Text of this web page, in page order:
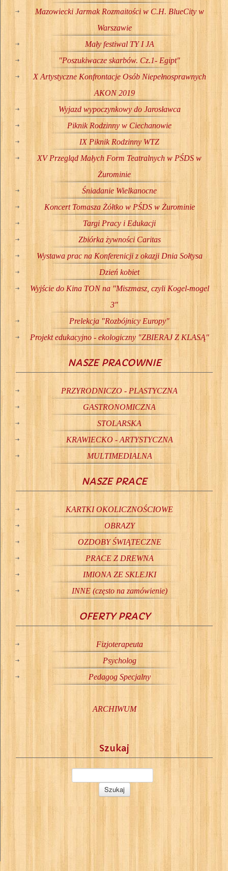
Mazowiecki Jarmak Rozmaitości w C.H. BlueCity w
Warszawie
Mały festiwal TY I JA
"Poszukiwacze skarbów. Cz.1- Egipt"
X Artystyczne Konfrontacje Osób Niepełnosprawnych
AKON 2019
Wyjazd wypoczynkowy do Jarosławca
Piknik Rodzinny w Ciechanowie
IX Piknik Rodzinny WTZ
XV Przegląd Małych Form Teatralnych w PŚDS w
Żurominie
Śniadanie Wielkanocne
Koncert Tomasza Żółtko w PŚDS w Żurominie
Targi Pracy i Edukacji
Zbiórka żywności Caritas
Wystawa prac na Konferenicji z okazji Dnia Sołtysa
Dzień kobiet
Wyjście do Kina TON na "Miszmasz, czyli Kogel-mogel
3"
Prelekcja "Rozbójnicy Europy"
Projekt edukacyjno - ekologiczny "ZBIERAJ Z KLASĄ"
NASZE PRACOWNIE
PRZYRODNICZO - PLASTYCZNA
GASTRONOMICZNA
STOLARSKA
KRAWIECKO - ARTYSTYCZNA
MULTIMEDIALNA
NASZE PRACE
KARTKI OKOLICZNOŚCIOWE
OBRAZY
OZDOBY ŚWIĄTECZNE
PRACE Z DREWNA
IMIONA ZE SKLEJKI
INNE (często na zamówienie)
OFERTY PRACY
Fizjoterapeuta
Psycholog
Pedagog Specjalny
ARCHIWUM
Szukaj